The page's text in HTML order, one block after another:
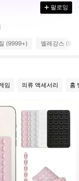
팔로잉
(9999+) 엘레강스
임 의류 액세서리 홈